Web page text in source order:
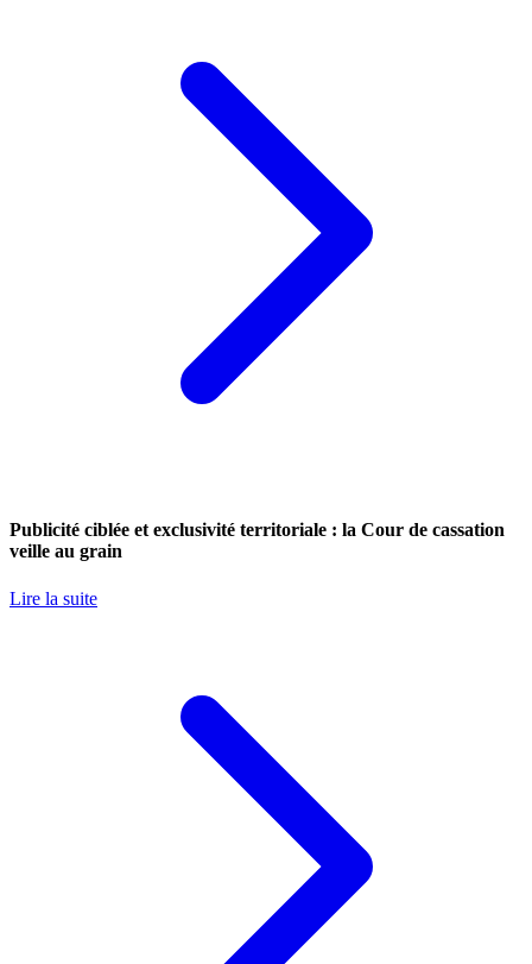
Publicité ciblée et exclusivité territoriale : la Cour de cassation
veille au grain
Lire la suite